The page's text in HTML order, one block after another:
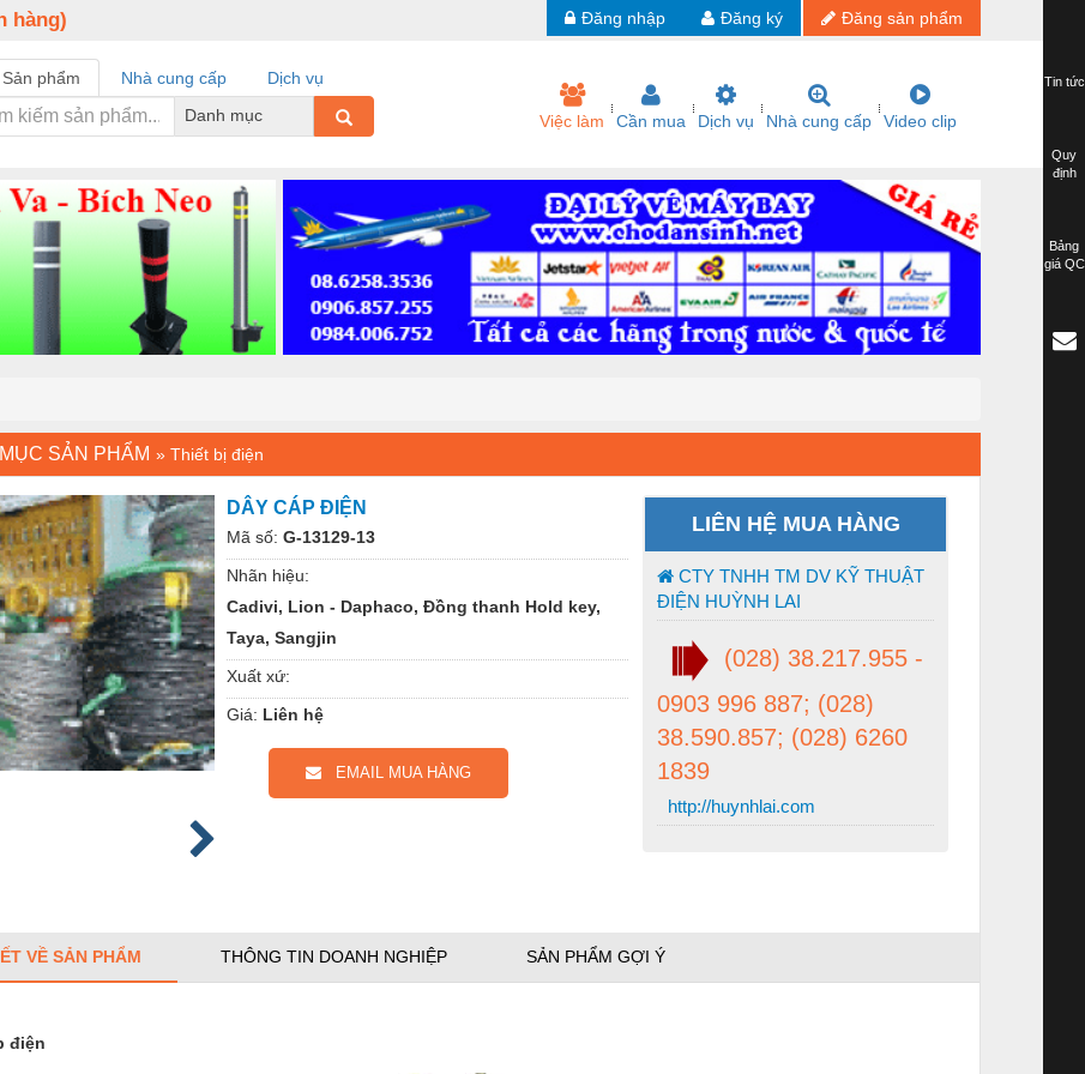
hàng) Đăng sản phẩm
Đăng ký
Đăng nhập
Sản phẩm Nhà cung cấp
Dịch vụ
Danh mục
Việc làm Cần mua Dịch vụ Nhà cung cấp Video clip
SẢN PHẨM » Thiết bị điện
DÂY CÁP ĐIỆN
Mã số: G-13129-13
Nhãn hiệu:
Cadivi, Lion - Daphaco, Đồng thanh Hold key,
Taya, Sangjin
Xuất xứ:
Giá: Liên hệ
EMAIL MUA HÀNG
LIÊN HỆ MUA HÀNG
CTY TNHH TM DV KỸ THUẬT
ĐIỆN HUỲNH LAI
(028) 38.217.955 -
0903 996 887; (028)
38.590.857; (028) 6260
1839
http://huynhlai.com
VỀ SẢN PHẨM THÔNG TIN DOANH NGHIỆP SẢN PHẨM GỢI Ý
điện
Tin tức
Quy
định
Bảng
giá QC